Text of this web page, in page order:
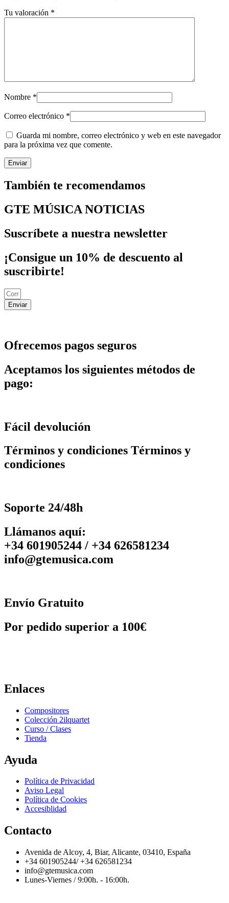
Tu valoración *
Nombre *
Correo electrónico *
Guarda mi nombre, correo electrónico y web en este navegador
para la próxima vez que comente.
También te recomendamos
GTE MÚSICA NOTICIAS
Suscríbete a nuestra newsletter
¡Consigue un 10% de descuento al
suscribirte!
Enviar
Ofrecemos pagos seguros
Aceptamos los siguientes métodos de
pago:
Fácil devolución
Términos y condiciones Términos y
condiciones
Soporte 24/48h
Llámanos aquí:
+34 601905244 / +34 626581234
info@gtemusica.com
Envío Gratuito
Por pedido superior a 100€
Enlaces
Compositores
Colección 2ilquartet
Curso / Clases
Tienda
Ayuda
Política de Privacidad
Aviso Legal
Política de Cookies
Accesiblidad
Contacto
Avenida de Alcoy, 4, Biar, Alicante, 03410, España
+34 601905244/ +34 626581234
info@gtemusica.com
Lunes-Viernes / 9:00h. - 16:00h.